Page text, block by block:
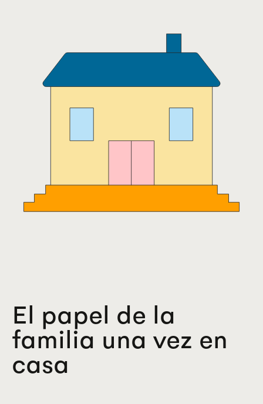
El papel de la
familia una vez en
casa